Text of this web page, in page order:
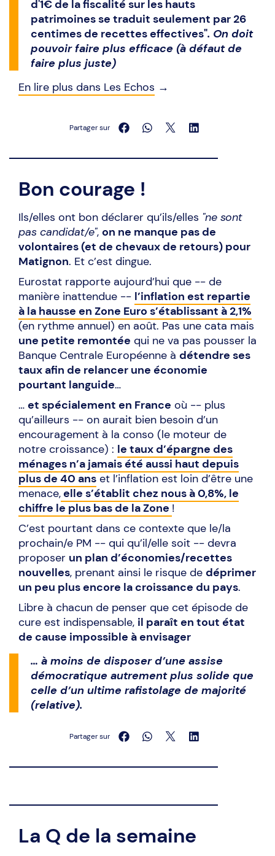
d'1€ de la fiscalité sur les hauts
patrimoines se traduit seulement par 26
centimes de recettes effectives". On doit
pouvoir faire plus efficace (à défaut de
faire plus juste)
En lire plus dans Les Echos →
Partager sur
Bon courage !
Ils/elles ont bon déclarer qu’ils/elles "ne sont
pas candidat/e", on ne manque pas de
volontaires (et de chevaux de retours) pour
Matignon. Et c’est dingue.
Eurostat rapporte aujourd’hui que -- de
manière inattendue -- l’inflation est repartie
à la hausse en Zone Euro s’établissant à 2,1%
(en rythme annuel) en août. Pas une cata mais
une petite remontée qui ne va pas pousser la
Banque Centrale Européenne à détendre ses
taux afin de relancer une économie
pourtant languide…
… et spécialement en France où -- plus
qu’ailleurs -- on aurait bien besoin d’un
encouragement à la conso (le moteur de
notre croissance) : le taux d’épargne des
ménages n’a jamais été aussi haut depuis
plus de 40 ans et l’inflation est loin d’être une
menace,elle s’établit chez nous à 0,8%, le
chiffre le plus bas de la Zone !
C’est pourtant dans ce contexte que le/la
prochain/e PM -- qui qu’il/elle soit -- devra
proposer un plan d’économies/recettes
nouvelles, prenant ainsi le risque de déprimer
un peu plus encore la croissance du pays.
Libre à chacun de penser que cet épisode de
cure est indispensable, il paraît en tout état
de cause impossible à envisager
… à moins de disposer d’une assise
démocratique autrement plus solide que
celle d’un ultime rafistolage de majorité
(relative).
Partager sur
La Q de la semaine